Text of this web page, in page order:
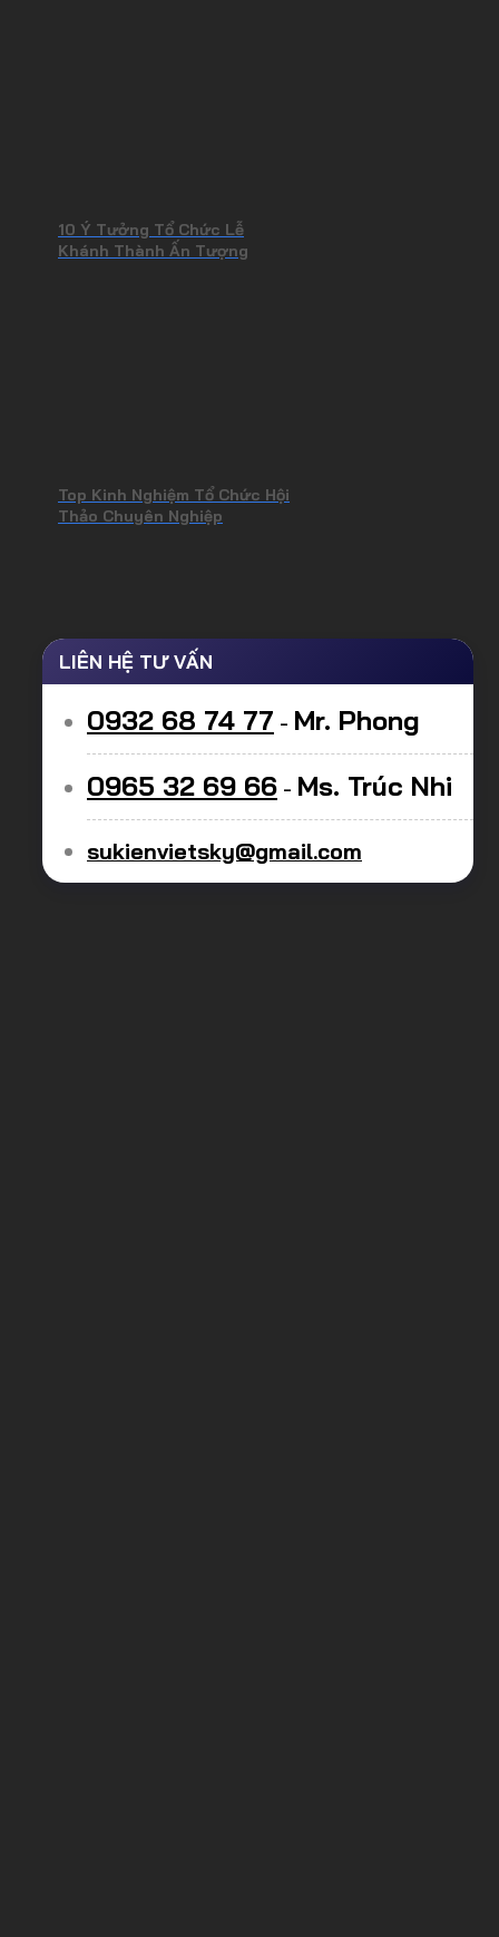
10 Ý Tưởng Tổ Chức Lễ
Khánh Thành Ấn Tượng
Top Kinh Nghiệm Tổ Chức Hội
Thảo Chuyên Nghiệp
LIÊN HỆ TƯ VẤN
0932 68 74 77 - Mr. Phong
0965 32 69 66 - Ms. Trúc Nhi
sukienvietsky@gmail.com